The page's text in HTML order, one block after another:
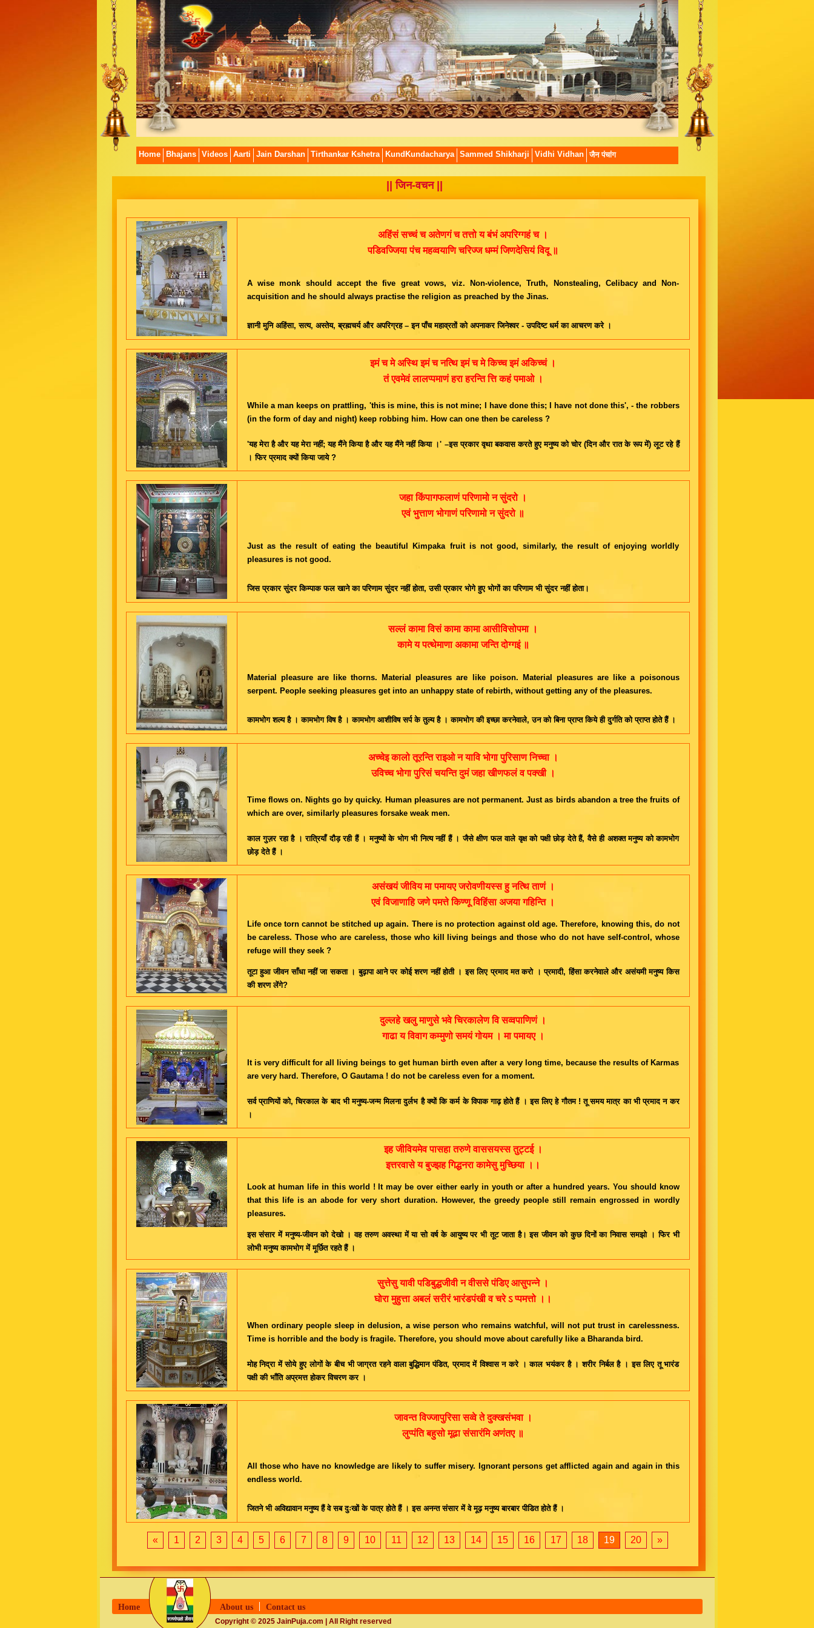
Home Bhajans Videos Aarti Jain Darshan Tirthankar Kshetra KundKundacharya Sammed Shikharji Vidhi Vidhan जैन पंचांग
|| जिन-वचन ||
अहिंसं सच्चं च अतेणगं च तत्तो य बंभं अपरिग्गहं च ।
पडिवज्जिया पंच महव्वयाणि चरिज्ज धम्मं जिणदेसियं विदू ॥
A wise monk should accept the five great vows, viz. Non-violence, Truth, Nonstealing, Celibacy and Non-
acquisition and he should always practise the religion as preached by the Jinas.
ज्ञानी मुनि अहिंसा, सत्य, अस्तेय, ब्रह्मचर्य और अपरिग्रह – इन पाँच महाव्रतों को अपनाकर जिनेश्वर - उपदिष्ट धर्म का आचरण करे ।
इमं च मे अस्थि इमं च नत्थि इमं च मे किच्च इमं अकिच्चं ।
तं एवमेवं लालप्पमाणं हरा हरन्ति त्ति कहं पमाओ ।
While a man keeps on prattling, 'this is mine, this is not mine; I have done this; I have not done this', - the robbers
(in the form of day and night) keep robbing him. How can one then be careless ?
'यह मेरा है और यह मेरा नहीं; यह मैंने किया है और यह मैंने नहीं किया ।' –इस प्रकार वृथा बकवास करते हुए मनुष्य को चोर (दिन और रात के रूप में) लूट रहे हैं
। फिर प्रमाद क्यों किया जाये ?
जहा किंपागफलाणं परिणामो न सुंदरो ।
एवं भुत्ताण भोगाणं परिणामो न सुंदरो ॥
Just as the result of eating the beautiful Kimpaka fruit is not good, similarly, the result of enjoying worldly
pleasures is not good.
जिस प्रकार सुंदर किम्पाक फल खाने का परिणाम सुंदर नहीं होता, उसी प्रकार भोगे हुए भोगों का परिणाम भी सुंदर नहीं होता।
सल्लं कामा विसं कामा कामा आसीविसोपमा ।
कामे य पत्थेमाणा अकामा जन्ति दोग्गइं ॥
Material pleasure are like thorns. Material pleasures are like poison. Material pleasures are like a poisonous
serpent. People seeking pleasures get into an unhappy state of rebirth, without getting any of the pleasures.
कामभोग शल्य है । कामभोग विष है । कामभोग आशीविष सर्प के तुल्य है । कामभोग की इच्छा करनेवाले, उन को बिना प्राप्त किये ही दुर्गति को प्राप्त होते हैं ।
अच्चेइ कालो तूरन्ति राइओ न यावि भोगा पुरिसाण निच्चा ।
उविच्च भोगा पुरिसं चयन्ति दुमं जहा खीणफलं व पक्खी ।
Time flows on. Nights go by quicky. Human pleasures are not permanent. Just as birds abandon a tree the fruits of
which are over, similarly pleasures forsake weak men.
काल गुज़र रहा है । रात्रियाँ दौड़ रही हैं । मनुष्यों के भोग भी नित्य नहीं हैं । जैसे क्षीण फल वाले वृक्ष को पक्षी छोड़ देते हैं, वैसे ही अशक्त मनुष्य को कामभोग
छोड़ देते हैं ।
असंखयं जीविय मा पमायए जरोवणीयस्स हु नत्थि ताणं ।
एवं विजाणाहि जणे पमत्ते किण्णू विहिंसा अजया गहिन्ति ।
Life once torn cannot be stitched up again. There is no protection against old age. Therefore, knowing this, do not
be careless. Those who are careless, those who kill living beings and those who do not have self-control, whose
refuge will they seek ?
तूटा हुआ जीवन साँधा नहीं जा सकता । बुढ़ापा आने पर कोई शरण नहीं होती । इस लिए प्रमाद मत करो । प्रमादी, हिंसा करनेवाले और असंयमी मनुष्य किस
की शरण लेंगे?
दुल्लहे खलु माणुसे भवे चिरकालेण वि सव्वपाणिणं ।
गाढा य विवाग कम्मुणो समयं गोयम । मा पमायए ।
It is very difficult for all living beings to get human birth even after a very long time, because the results of Karmas
are very hard. Therefore, O Gautama ! do not be careless even for a moment.
सर्व प्राणियों को, चिरकाल के बाद भी मनुष्य-जन्म मिलना दुर्लभ है क्यों कि कर्म के विपाक गाढ़ होते हैं । इस लिए हे गौतम ! तू समय मात्र का भी प्रमाद न कर
।
इह जीवियमेव पासहा तरुणे वाससयस्स तुट्टई ।
इत्तरवासे य बुज्झह गिद्धनरा कामेसु मुच्छिया ।।
Look at human life in this world ! It may be over either early in youth or after a hundred years. You should know
that this life is an abode for very short duration. However, the greedy people still remain engrossed in wordly
pleasures.
इस संसार में मनुष्य-जीवन को देखो । वह तरुण अवस्था में या सो वर्ष के आयुष्य पर भी तूट जाता है। इस जीवन को कुछ दिनों का निवास समझो । फिर भी
लोभी मनुष्य कामभोग में मूर्छित रहते हैं ।
सुत्तेसु यावी पडिबुद्धजीवी न वीससे पंडिए आसुपन्ने ।
घोरा मुहुत्ता अबलं सरीरं भारंडपंखी व चरे ऽ प्पमत्तो ।।
When ordinary people sleep in delusion, a wise person who remains watchful, will not put trust in carelessness.
Time is horrible and the body is fragile. Therefore, you should move about carefully like a Bharanda bird.
मोह निद्रा में सोये हुए लोगों के बीच भी जाग्रत रहने वाला बुद्धिमान पंडित, प्रमाद में विश्वास न करे । काल भयंकर है । शरीर निर्बल है । इस लिए तू भारंड
पक्षी की भाँति अप्रमत्त होकर विचरण कर ।
जावन्त विज्जापुरिसा सव्वे ते दुक्खसंभवा ।
लुप्पंति बहुसो मूढा संसारंमि अणंतए ॥
All those who have no knowledge are likely to suffer misery. Ignorant persons get afflicted again and again in this
endless world.
जितने भी अविद्यावान मनुष्य हैं वे सब दुःखों के पात्र होते हैं । इस अनन्त संसार में वे मूढ़ मनुष्य बारबार पीडित होते हैं ।
« 1 2 3 4 5 6 7 8 9 10 11 12 13 14 15 16 17 18 19 20 »
Home About us Contact us
Copyright © 2025 JainPuja.com | All Right reserved